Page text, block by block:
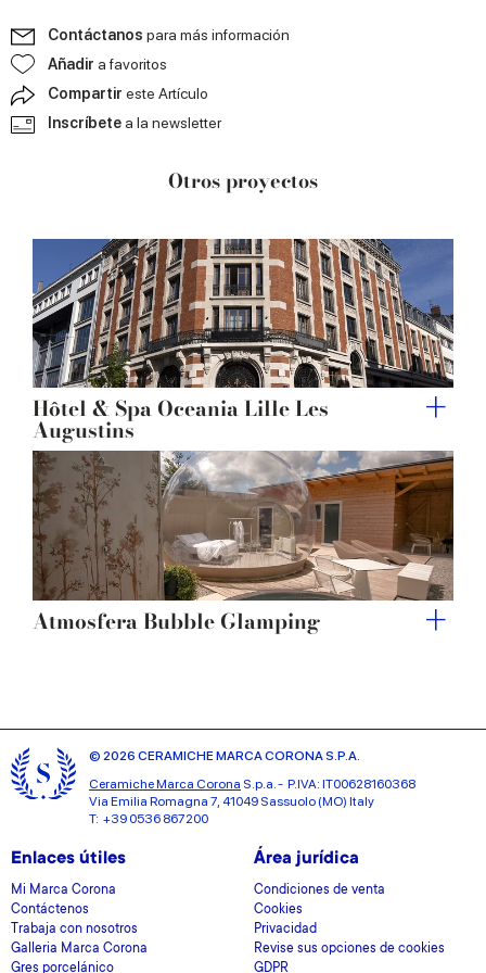
Contáctanos para más información
Añadir a favoritos
Compartir este Artículo
Inscríbete a la newsletter
Otros proyectos
Hôtel & Spa Oceania Lille Les
Augustins
Atmosfera Bubble Glamping
© 2026 CERAMICHE MARCA CORONA S.P.A.
Ceramiche Marca Corona S.p.a. - P.IVA: IT00628160368
Via Emilia Romagna 7, 41049 Sassuolo (MO) Italy
T: +39 0536 867200
Enlaces útiles
Mi Marca Corona
Contáctenos
Trabaja con nosotros
Galleria Marca Corona
Gres porcelánico
Área jurídica
Condiciones de venta
Cookies
Privacidad
Revise sus opciones de cookies
GDPR